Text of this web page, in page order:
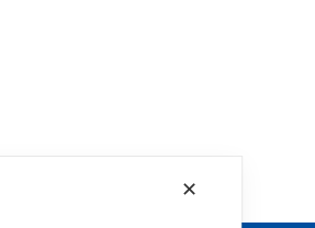
✕